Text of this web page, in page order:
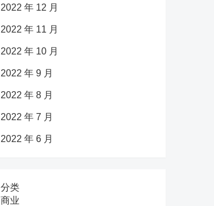
2022 年 12 月
2022 年 11 月
2022 年 10 月
2022 年 9 月
2022 年 8 月
2022 年 7 月
2022 年 6 月
分类
商业